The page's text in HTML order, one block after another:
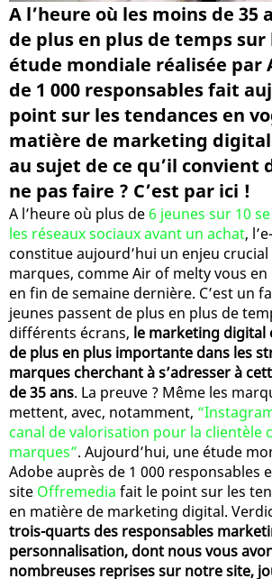
A l’heure où les moins de 35
de plus en plus de temps
étude mondiale réalisée par
de 1 000 responsables fait
point sur les tendances en
matière de marketing
au sujet de ce qu’il convient
ne pas faire ? C’est par ici !
A l’heure où plus de 6 jeunes sur 10
les réseaux sociaux avant un achat,
constitue aujourd’hui un enjeu
marques, comme Air of melty vous
en fin de semaine dernière. C’est un
jeunes passent de plus en plus de
différents écrans, le marketing digital
de plus en plus importante dans les
marques cherchant à s’adresser à
de 35 ans. La preuve ? Même les
mettent, avec, notamment,
canal de valorisation pour la clientèle
marques”. Aujourd’hui, une étude
Adobe auprès de 1 000 responsables
site Offremedia fait le point sur les
en matière de marketing digital.
trois-quarts des responsables
personnalisation, dont nous vous
nombreuses reprises sur notre site,